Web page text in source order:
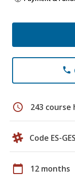
phone
schedule 243 course
Code ES-
calendar_today 12 months